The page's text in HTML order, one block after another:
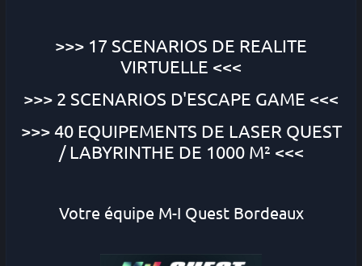
>>> 17 SCENARIOS DE REALITE
VIRTUELLE <<<
>>> 2 SCENARIOS D'ESCAPE GAME <<<
>>> 40 EQUIPEMENTS DE LASER QUEST
/ LABYRINTHE DE 1000 M² <<<
Votre équipe M-I Quest Bordeaux